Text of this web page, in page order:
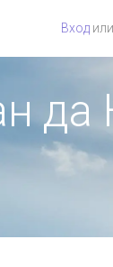
Вход или
да